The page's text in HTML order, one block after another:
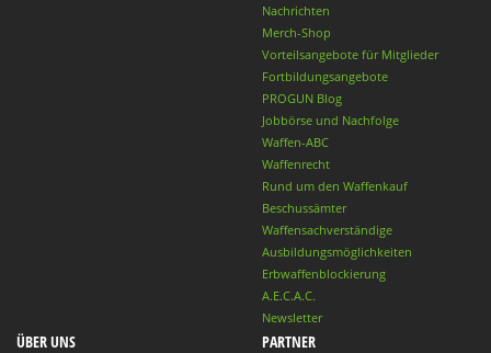
Nachrichten
Merch-Shop
Vorteilsangebote für Mitglieder
Fortbildungsangebote
PROGUN Blog
Jobbörse und Nachfolge
Waffen-ABC
Waffenrecht
Rund um den Waffenkauf
Beschussämter
Waffensachverständige
Ausbildungsmöglichkeiten
Erbwaffenblockierung
A.E.C.A.C.
Newsletter
ÜBER UNS PARTNER